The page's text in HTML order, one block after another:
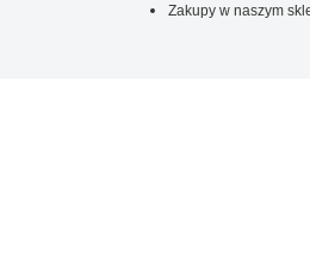
Zakupy w naszym